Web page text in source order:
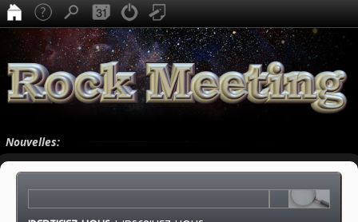
Nouvelles: